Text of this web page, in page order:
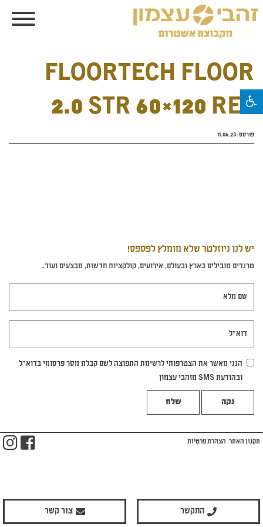
FLOORTECH FLOOR
2.0 STR 60×120 RET
פורסם:11.06.23
יש לנו ניוזלטר שלא מומלץ לפספס!
טרנדים מובילים בארץ ובעולם, אירועים, קולקציות חדשות, מבצעים ועוד..
הנני מאשר את הצטרפותי לרשימת התפוצה לשם קבלת מסר פרסומי בדוא"ל
ובהודעת SMS מזהבי עצמון
נקה
התקשר צור קשר
תקנון האתר הצהרת פרטיות